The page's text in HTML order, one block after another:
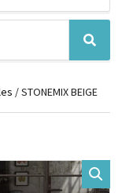
Α
ν
ζ
ή
σ
η
/ STONEMIX BEIGE